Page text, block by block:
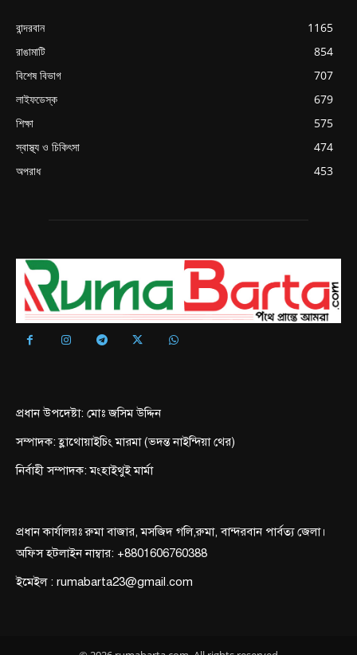
বান্দরবান
1165
রাঙামাটি
854
বিশেষ বিভাগ
707
লাইফডেস্ক
679
শিক্ষা
575
স্বাস্থ্য ও চিকিৎসা
474
অপরাধ
453
প্রধান উপদেষ্টা: মোঃ জসিম উদ্দিন
সম্পাদক: হ্লাথোয়াইচিং মারমা (ভদন্ত নাইন্দিয়া থের)
নির্বাহী সম্পাদক: মংহাইথুই মার্মা
প্রধান কার্যালয়ঃ রুমা বাজার, মসজিদ গলি,রুমা, বান্দরবান পার্বত্য জেলা।
অফিস হটলাইন নাম্বার: +8801606760388
ইমেইল : rumabarta23@gmail.com